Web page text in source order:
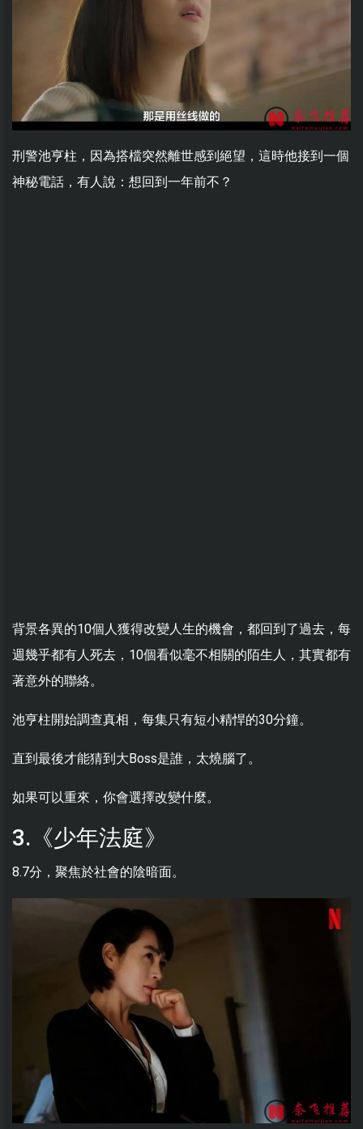
刑警池亨柱，因為搭檔突然離世感到絕望，這時他接到一個
神秘電話，有人說：想回到一年前不？
背景各異的10個人獲得改變人生的機會，都回到了過去，每
週幾乎都有人死去，10個看似毫不相關的陌生人，其實都有
著意外的聯絡。
池亨柱開始調查真相，每集只有短小精悍的30分鐘。
直到最後才能猜到大Boss是誰，太燒腦了。
如果可以重來，你會選擇改變什麼。
3.《少年法庭》
8.7分，聚焦於社會的陰暗面。